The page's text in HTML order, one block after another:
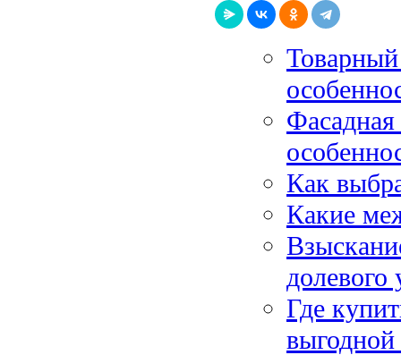
Фасадная
Как
Какие
долевого
Где
выгодной